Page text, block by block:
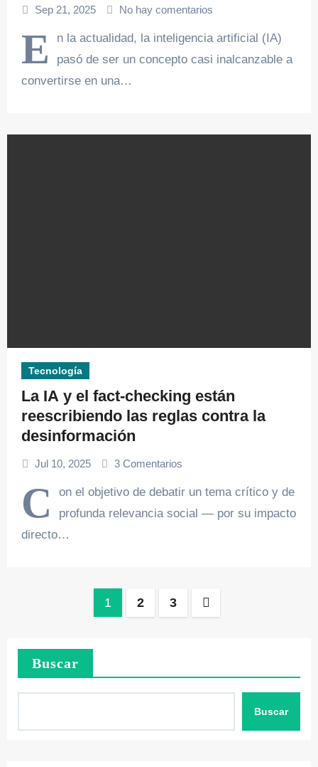
Sep 21, 2025 No hay comentarios
E
n la actualidad, la inteligencia artificial (IA)
pasó de ser un concepto casi inalcanzable a
convertirse en una…
Tecnología
La IA y el fact-checking están
reescribiendo las reglas contra la
desinformación
Jul 10, 2025 3 Comentarios
C
on el objetivo de debatir un tema crítico y de
profunda relevancia social — por su impacto
directo…
Paginación
entradas
1 2 3
Buscar
Buscar